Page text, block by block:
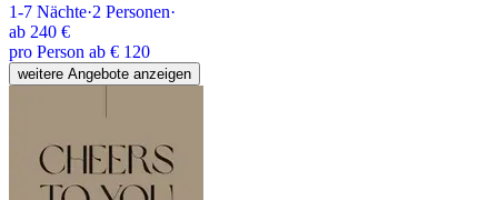
1-7 Nächte·2 Personen·
ab 240 €
pro Person ab € 120
weitere Angebote anzeigen